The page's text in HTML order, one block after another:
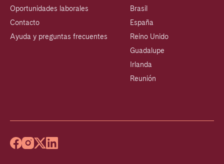
Oportunidades laborales
Contacto
Ayuda y preguntas frecuentes
Brasil
España
Reino Unido
Guadalupe
Irlanda
Reunión